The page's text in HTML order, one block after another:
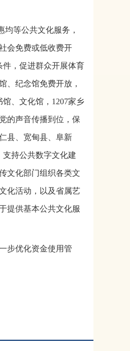
等公共文化服务，
会免费或低收费开
，促进群众开展体育
、纪念馆免费开放，
、文化馆，1207家乡
的声音传播到位，保
县、宽甸县、阜新
持公共数字文化建
文化部门组织各类文
化活动，以及省属艺
提供基本公共文化服
步优化资金使用管